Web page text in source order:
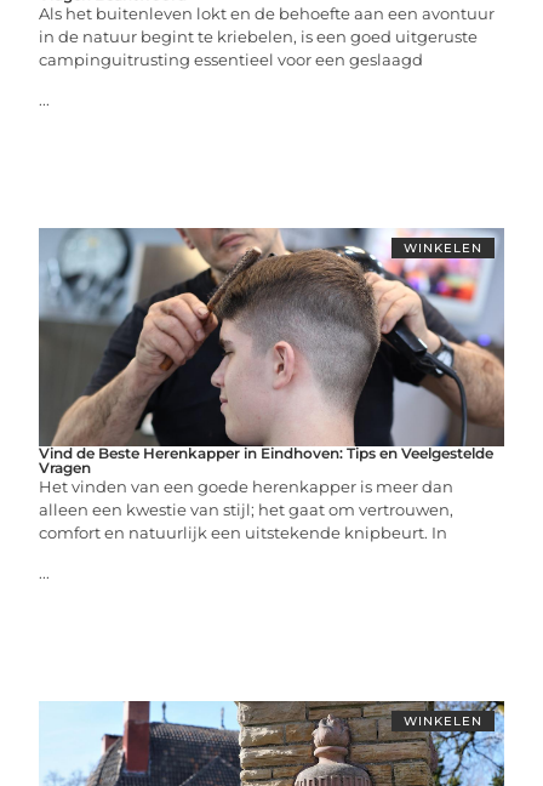
Als het buitenleven lokt en de behoefte aan een avontuur
in de natuur begint te kriebelen, is een goed uitgeruste
campinguitrusting essentieel voor een geslaagd
...
WINKELEN
Vind de Beste Herenkapper in Eindhoven: Tips en Veelgestelde
Vragen
Het vinden van een goede herenkapper is meer dan
alleen een kwestie van stijl; het gaat om vertrouwen,
comfort en natuurlijk een uitstekende knipbeurt. In
...
WINKELEN